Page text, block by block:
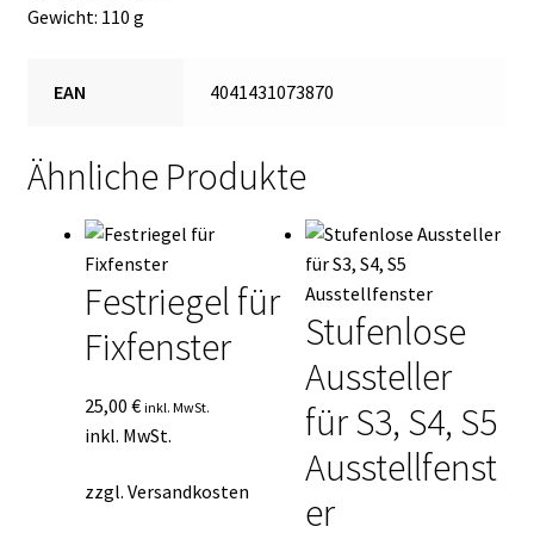
Gewicht: 110 g
EAN 4041431073870
Ähnliche Produkte
Festriegel für
Fixfenster
25,00 € inkl. MwSt.
inkl. MwSt.
zzgl. Versandkosten
Stufenlose
Aussteller
für S3, S4, S5
Ausstellfenst
er